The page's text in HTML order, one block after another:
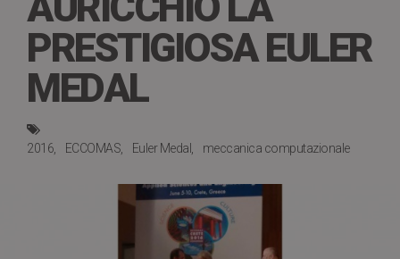
PRESTIGIOSA EULER
MEDAL
2016 ECCOMAS Euler Medal meccanica computazionale